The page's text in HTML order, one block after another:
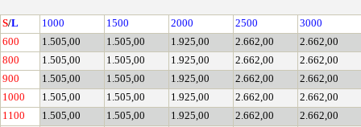
S/L 1000 1500 2000 2500
3000
600
1.505,00 1.505,00 1.925,00 2.662,00
2.662,00
800
1.505,00 1.505,00 1.925,00 2.662,00
2.662,00
900
1.505,00 1.505,00 1.925,00 2.662,00
2.662,00
1000
1.505,00 1.505,00 1.925,00 2.662,00
2.662,00
1100
1.505,00 1.505,00 1.925,00 2.662,00
2.662,00